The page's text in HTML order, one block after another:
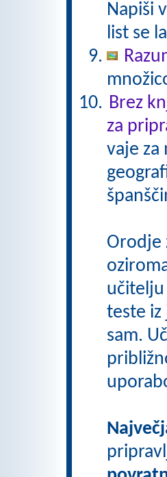
Napiši
list se
Brez
za
vaje za
Orodje
učitelju
teste iz
sam.